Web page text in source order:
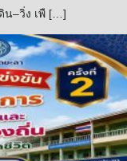
น–วิ่ง เพื […]